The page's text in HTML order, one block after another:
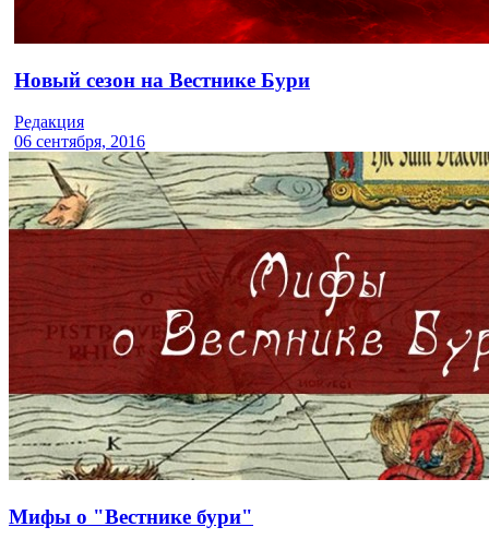
Новый сезон на Вестнике Бури
Редакция
06 сентября, 2016
Мифы о "Вестнике бури"